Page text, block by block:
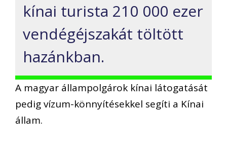
kínai turista 210 000 ezer
vendégéjszakát töltött
hazánkban.
A magyar állampolgárok kínai látogatását
pedig vízum-könnyítésekkel segíti a Kínai
állam.